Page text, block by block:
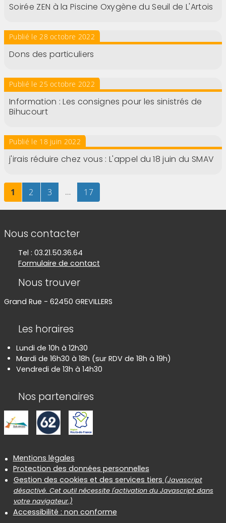
Soirée ZEN à la Piscine Oxygène du Seuil de L'Artois
Publié le 28 octobre 2022
Dons des particuliers
Publié le 25 octobre 2022
Information : Les consignes pour les sinistrés de
Bihucourt
Publié le 18 juin 2022
j'irais réduire chez vous : L'appel du 18 juin du SMAV
Page
1 sur 17Page
2 sur 17Page
3sur 17
… Page
17sur 17
Informations de contact
Nous contacter
Tel : 03.21.50.36.64
Formulaire de contact
Nous trouver
Grand Rue - 62450 GREVILLERS
Les horaires
Lundi de 10h à 12h30
Mardi de 16h30 à 18h (sur RDV de 18h à 19h)
Vendredi de 13h à 14h30
Nos partenaires
Informations réglementaires
Mentions légales
Protection des données personnelles
Gestion des cookies et des services tiers (Javascript
désactivé. Cet outil nécessite l'activation du Javascript dans
votre navigateur.)
Accessibilité : non conforme